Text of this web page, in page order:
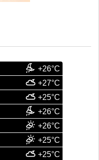
+26°C
+27°C
+25°C
+26°C
+26°C
+25°C
+25°C